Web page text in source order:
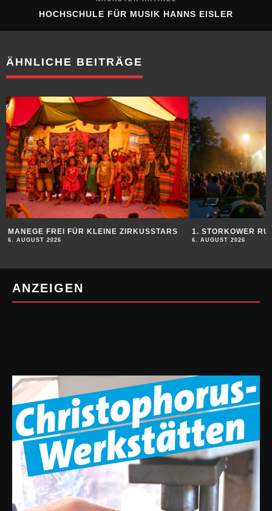
HOCHSCHULE FÜR MUSIK HANNS EISLER
ÄHNLICHE BEITRÄGE
MANEGE FREI FÜR KLEINE ZIRKUSSTARS
6. AUGUST 2026
1. STORKOWER
6. AUGUST 2026
ANZEIGEN